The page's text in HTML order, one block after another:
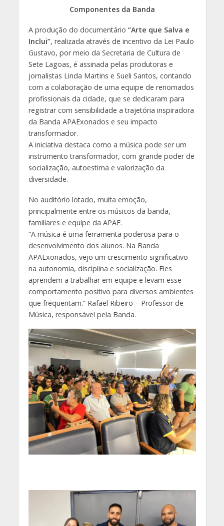
Componentes da Banda
A produção do documentário “Arte que Salva e
Inclui”, realizada através de incentivo da Lei Paulo
Gustavo, por meio da Secretaria de Cultura de
Sete Lagoas, é assinada pelas produtoras e
jornalistas Linda Martins e Sueli Santos, contando
com a colaboração de uma equipe de renomados
profissionais da cidade, que se dedicaram para
registrar com sensibilidade a trajetória inspiradora
da Banda APAExonados e seu impacto
transformador.
A iniciativa destaca como a música pode ser um
instrumento transformador, com grande poder de
socialização, autoestima e valorização da
diversidade.
No auditório lotado, muita emoção,
principalmente entre os músicos da banda,
familiares e equipe da APAE.
“A música é uma ferramenta poderosa para o
desenvolvimento dos alunos. Na Banda
APAExonados, vejo um crescimento significativo
na autonomia, disciplina e socialização. Eles
aprendem a trabalhar em equipe e levam esse
comportamento positivo para diversos ambientes
que frequentam.” Rafael Ribeiro – Professor de
Música, responsável pela Banda.